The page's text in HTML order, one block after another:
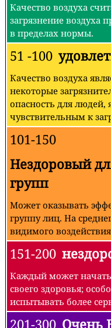
Качество воздуха
загрязнение воздуха
в пределах нормы.
51 -100
Качество воздуха
некоторые
опасность для людей,
чувствительным к
101-150
Нездоровый
групп
Может оказывать
группу лиц. На
видимого
151-200
Каждый может начать
своего здоровья;
испытывать более
201-300 Очень